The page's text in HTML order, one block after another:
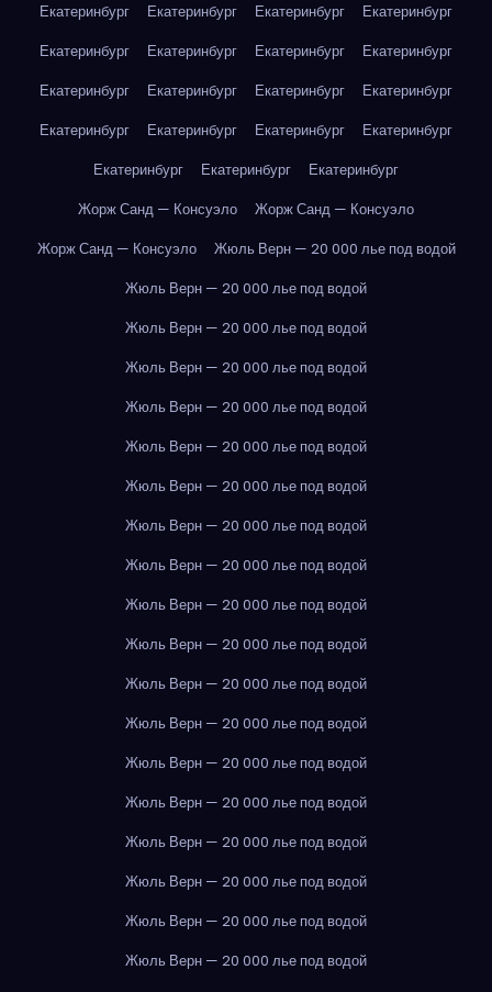
Екатеринбург
Екатеринбург Екатеринбург
Екатеринбург
Екатеринбург
Екатеринбург Екатеринбург
Екатеринбург
Екатеринбург
Екатеринбург Екатеринбург
Екатеринбург
Екатеринбург
Екатеринбург Екатеринбург
Екатеринбург
Екатеринбург
Екатеринбург
Екатеринбург
Жорж Санд — Консуэло
Жорж Санд — Консуэло
Жорж Санд — Консуэло
Жюль Верн — 20 000 лье под водой
Жюль Верн — 20 000 лье под водой
Жюль Верн — 20 000 лье под водой
Жюль Верн — 20 000 лье под водой
Жюль Верн — 20 000 лье под водой
Жюль Верн — 20 000 лье под водой
Жюль Верн — 20 000 лье под водой
Жюль Верн — 20 000 лье под водой
Жюль Верн — 20 000 лье под водой
Жюль Верн — 20 000 лье под водой
Жюль Верн — 20 000 лье под водой
Жюль Верн — 20 000 лье под водой
Жюль Верн — 20 000 лье под водой
Жюль Верн — 20 000 лье под водой
Жюль Верн — 20 000 лье под водой
Жюль Верн — 20 000 лье под водой
Жюль Верн — 20 000 лье под водой
Жюль Верн — 20 000 лье под водой
Жюль Верн — 20 000 лье под водой